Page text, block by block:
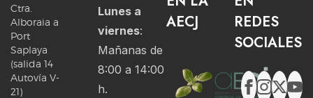
Ctra.
Alboraia a
Port
Saplaya
(salida 14
Autovía V-
21)
Lunes a
viernes:
Mañanas de
8:00 a 14:00
h.
AECJ
REDES
SOCIALES